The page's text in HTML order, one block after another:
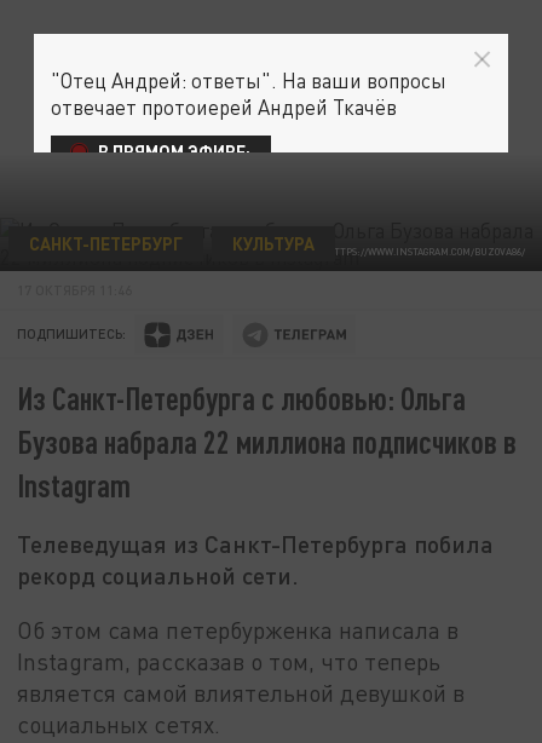
HTTPS://WWW.INSTAGRAM.COM/BUZOVA86/
САНКТ-ПЕТЕРБУРГ КУЛЬТУРА
ПОДПИШИТЕСЬ:
Из Санкт-Петербурга с любовью: Ольга
Бузова набрала 22 миллиона подписчиков в
Instagram
Телеведущая из Санкт-Петербурга побила
рекорд социальной сети.
Об этом сама петербурженка написала в
Instagram, рассказав о том, что теперь
является самой влиятельной девушкой в
социальных сетях.
"Отец Андрей: ответы". На ваши вопросы
отвечает протоиерей Андрей Ткачёв
В ПРЯМОМ ЭФИРЕ: